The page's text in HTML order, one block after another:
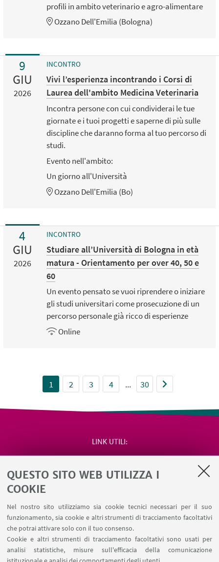
QUESTO SITO WEB UTILIZZA I
COOKIE
Nel nostro sito utilizziamo sia cookie tecnici necessari per il suo
funzionamento, sia cookie e altri strumenti di tracciamento facoltativi
che potrai attivare solo con il tuo consenso.
Cookie e altri strumenti di tracciamento facoltativi sono usati per
analisi statistiche, misure sull'efficacia della comunicazione
profili in ambito veterinario e agro-alimentare
Ozzano Dell'Emilia (Bologna)
9
GIU
2026
INCONTRO
Vivi l’esperienza incontrando i Corsi di
Laurea dell'ambito Medicina Veterinaria
Incontra persone con cui condividerai le tue
giornate e i tuoi progetti e saperne di più sulle
discipline che daranno forma al tuo percorso di
studi.
Evento nell'ambito:
Un giorno all'Università
Ozzano Dell'Emilia (Bo)
4
GIU
2026
INCONTRO
Studiare all’Università di Bologna in età
matura - Orientamento per over 40, 50 e
60
Un evento pensato se vuoi riprendere o iniziare
gli studi universitari come prosecuzione di un
percorso personale già ricco di esperienze
Online
1 2 3 4 ... 30
LINK UTILI
Salute e sicurezza
Missioni web
Ministero della Salute – EFSA Focal Point
SEGUI IL DIPARTIMENTO SU: